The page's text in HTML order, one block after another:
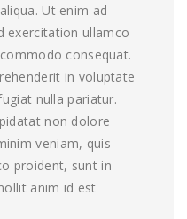
Ut enim ad
exercitation ullamco
consequat.
in voluptate
nulla pariatur.
non dolore
veniam, quis
proident, sunt in
anim id est